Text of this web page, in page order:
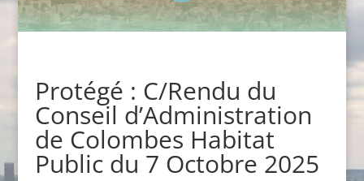
Protégé : C/Rendu du
Conseil d’Administration
de Colombes Habitat
Public du 7 Octobre 2025